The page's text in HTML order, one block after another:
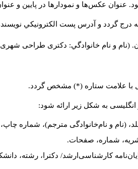
عنوان عکس‌ها و نمودارها در پایین و
درج گردد و آدرس پست الكترونيكي
(نام و نام خانوادگي: دکتری طراحی شهری،
با علامت ستاره (*) مشخص گردد.
به شکل زیر ارائه شود:
(نام و نام‌خانوادگی مترجم)، شماره
شماره، صفحات.
کارشناسی‌ارشد/ دکترا، رشته،